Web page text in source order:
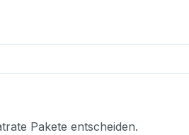
Pakete entscheiden.